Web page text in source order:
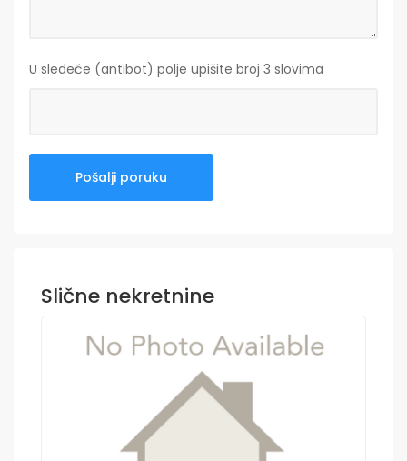
U sledeće (antibot) polje upišite broj 3 slovima
Slične nekretnine